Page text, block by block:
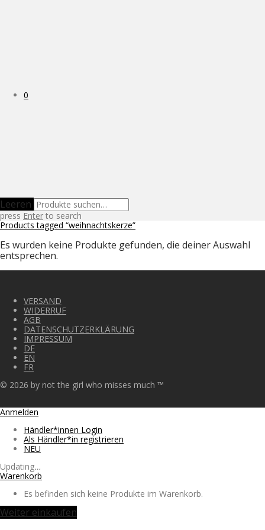
0
Leeren
press Enter to search
Products tagged “weihnachtskerze”
Es wurden keine Produkte gefunden, die deiner Auswahl
entsprechen.
VERSAND
WIDERRUF
AGB
DATENSCHUTZERKLÄRUNG
IMPRESSUM
DE
EN
FR
© 2026 by not the girl who misses much ™
Anmelden
Händler*innen Login
Als Händler*in registrieren
NEU
Updating…
Warenkorb
Es befinden sich keine Produkte im Warenkorb.
Weiter einkaufen